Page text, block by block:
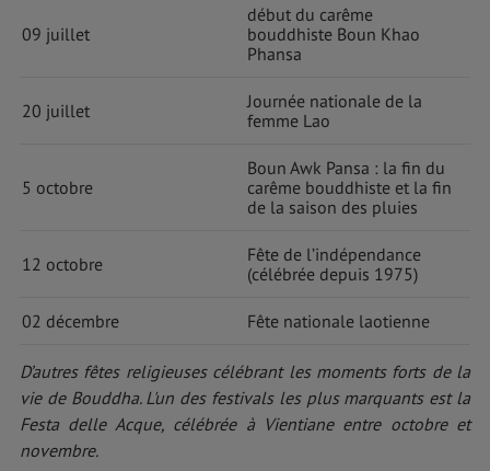
09 juillet
début du carême
bouddhiste Boun Khao
Phansa
20 juillet
Journée nationale de la
femme Lao
5 octobre
Boun Awk Pansa : la fin du
carême bouddhiste et la fin
de la saison des pluies
12 octobre
Fête de l’indépendance
(célébrée depuis 1975)
02 décembre Fête nationale laotienne
D’autres fêtes religieuses célébrant les moments forts de la
vie de Bouddha. L'un des festivals les plus marquants est la
Festa delle Acque, célébrée à Vientiane entre octobre et
novembre.